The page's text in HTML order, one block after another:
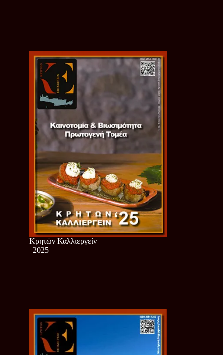
Κρητών Καλλιεργείν
| 2025